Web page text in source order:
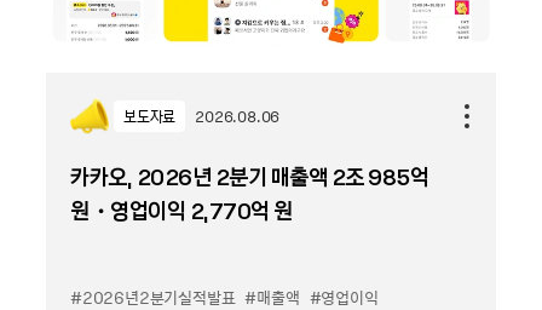
보도자료 2026.08.06
카카오, 2026년 2분기 매출액 2조 985억
원・영업이익 2,770억 원
#2026년2분기실적발표 #매출액 #영업이익